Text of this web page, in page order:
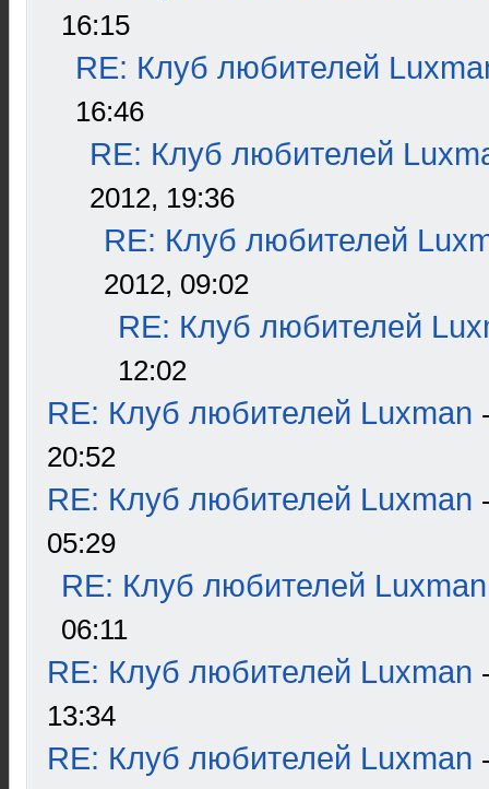
16:15
RE: Клуб любителей
16:46
RE: Клуб любителей
2012, 19:36
RE: Клуб любителей
2012, 09:02
RE: Клуб любителей
12:02
RE: Клуб любителей Luxman
20:52
RE: Клуб любителей Luxman
05:29
RE: Клуб любителей Luxman
06:11
RE: Клуб любителей Luxman
13:34
RE: Клуб любителей Luxman